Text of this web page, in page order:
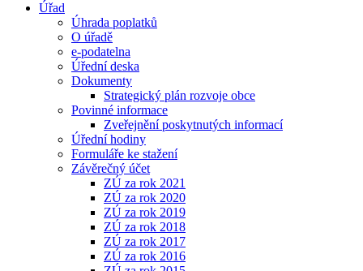
Úřad
Úhrada poplatků
O úřadě
e-podatelna
Úřední deska
Dokumenty
Strategický plán rozvoje obce
Povinné informace
Zveřejnění poskytnutých informací
Úřední hodiny
Formuláře ke stažení
Závěrečný účet
ZÚ za rok 2021
ZÚ za rok 2020
ZÚ za rok 2019
ZÚ za rok 2018
ZÚ za rok 2017
ZÚ za rok 2016